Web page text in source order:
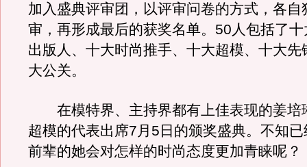
加入盛典评审团，以评审问卷的方式，各自
审，再形成最后的获奖名单。50人包括了
出版人、十大时尚推手、十大超模、十大先
大公关。
在模特界、主持界都有上佳表现的姜培
超模的代表出席7月5日的颁奖盛典。不知
前辈的她会对怎样的时尚态度更加青睐呢？